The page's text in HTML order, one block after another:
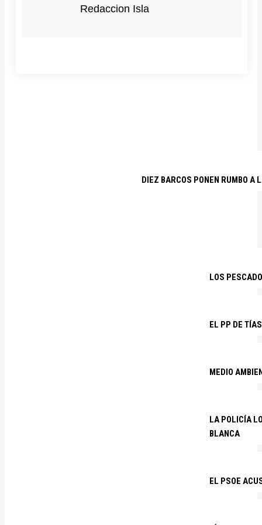
Redaccion Isla
DIEZ BARCOS PONEN RUMBO A
LOS
EL PP DE
MEDIO
LA POLICÍA
BLANCA
EL PSOE